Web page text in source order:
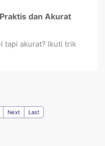
dan Akurat
tapi akurat? Ikuti trik
Next Last